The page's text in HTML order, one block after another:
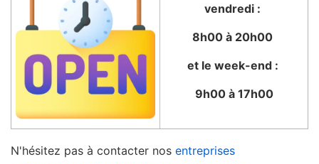
vendredi :
8h00 à 20h00
et le week-end :
9h00 à 17h00
N'hésitez pas à contacter nos entreprises